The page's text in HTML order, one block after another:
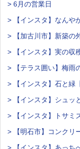
> 6月の営業日
> 【インスタ】なんや
> 【加古川市】新築の
> 【インスタ】実の収
> 【テラス囲い】梅雨
> 【インスタ】石と緑
> 【インスタ】シュッ
> 【インスタ】トサミ
> 【明石市】コンクリ